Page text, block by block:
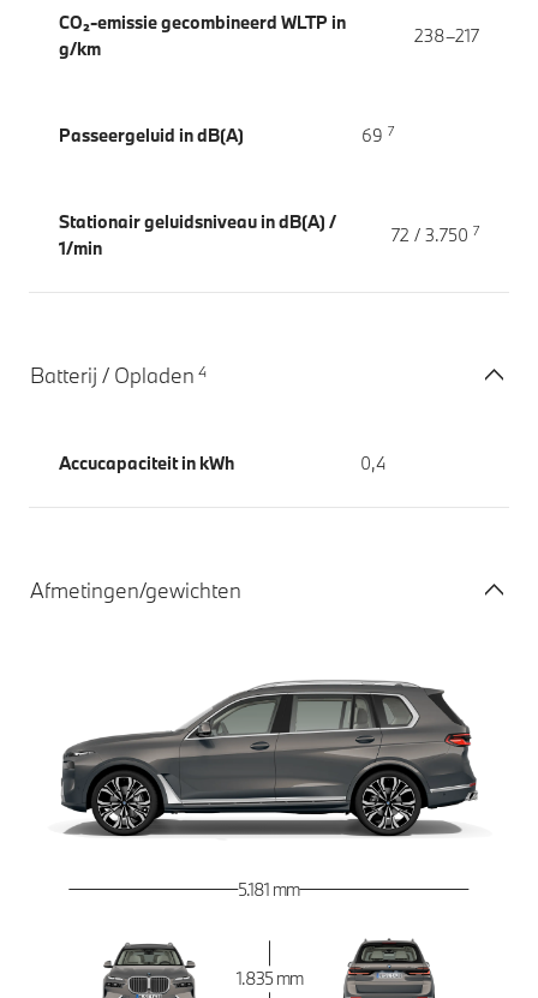
CO₂-emissie gecombineerd WLTP in
g/km
238–217
Passeergeluid in dB(A) 69 7
Stationair geluidsniveau in dB(A) /
1/min
72 / 3.750 7
Batterij / Opladen 4
Accucapaciteit in kWh 0,4
Afmetingen/gewichten
5.181 mm
1.835 mm